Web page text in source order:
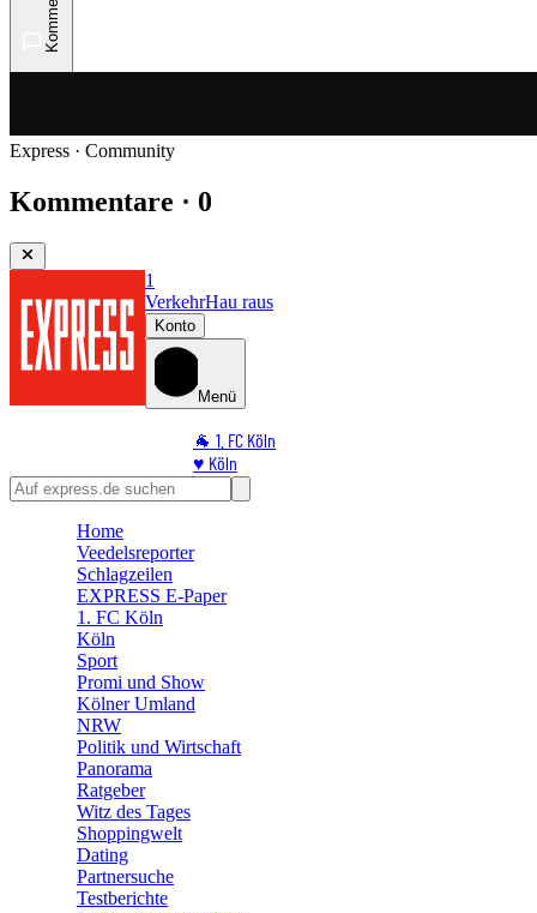
Express · Community
Kommentare · 0
1
VerkehrHau raus
Konto
Menü
🐐 1. FC Köln
♥️ Köln
⭐ Promi
🛒 Shoppingwelt
Home
Veedelsreporter
Schlagzeilen
EXPRESS E-Paper
1. FC Köln
Köln
Sport
Promi und Show
Kölner Umland
NRW
Politik und Wirtschaft
Panorama
Ratgeber
Witz des Tages
Shoppingwelt
Dating
Partnersuche
Testberichte